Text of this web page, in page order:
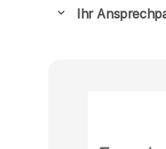
Ihr